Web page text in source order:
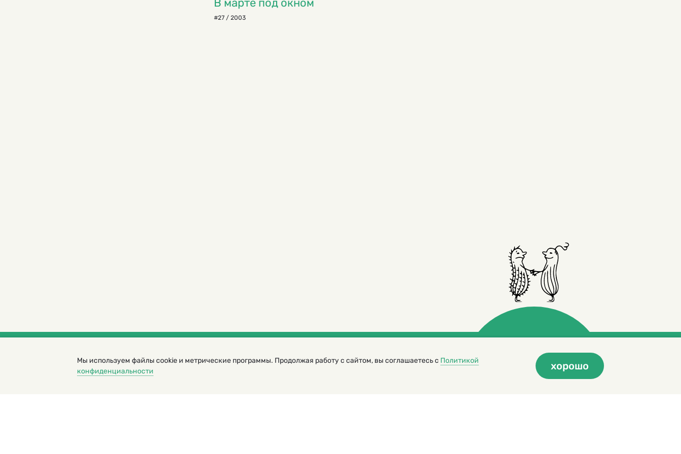
В марте под окном
#27 / 2003
© 2000 – 2026. Кукумбер. Литературный иллюстрированный журнал для детей
Копирование материалов возможно только с разрешения редакторов сайта
Мы используем файлы cookie и метрические программы. Продолжая работу с сайтом, вы соглашаетесь с Политикой
конфиденциальности
хорошо